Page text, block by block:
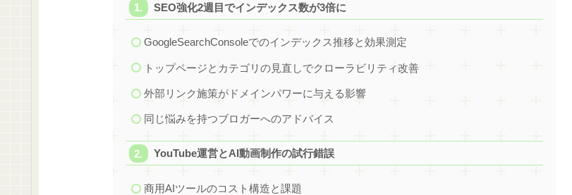
SEO強化2週目でインデックス数が3倍に
GoogleSearchConsoleでのインデックス推移と効果測定
トップページとカテゴリの見直しでクローラビリティ改善
外部リンク施策がドメインパワーに与える影響
同じ悩みを持つブロガーへのアドバイス
YouTube運営とAI動画制作の試行錯誤
商用AIツールのコスト構造と課題